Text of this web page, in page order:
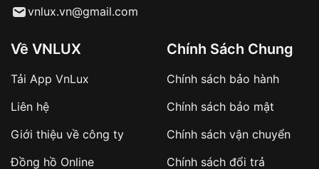
Từ khóa SEO:
sản phẩm đặc biệt
hàng
Số tiền còn lại thanh toán khi nhận hàng hoặc
vnlux.vn@gmail.com
Về VNLUX
Tải App VnLux
Liên hệ
Giới thiệu về công ty
Đồng hồ Online
Chính Sách Chung
Chính sách bảo hành
Chính sách bảo mật
Chính sách vận chuyển
Chính sách đổi trả